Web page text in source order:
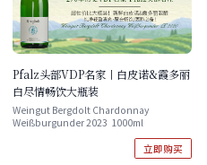
Pfalz头部VDP名家丨白皮诺&霞多丽
白尽情畅饮大瓶装
Weingut Bergdolt Chardonnay
Weißburgunder 2023 1000ml
立即购买